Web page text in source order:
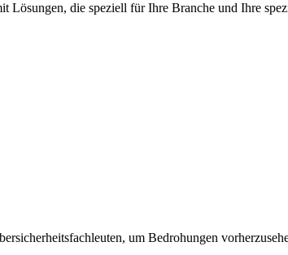
Lösungen, die speziell für Ihre Branche und Ihre
um Bedrohungen